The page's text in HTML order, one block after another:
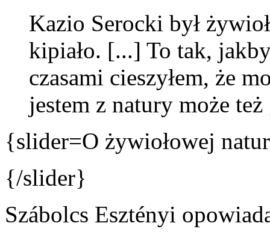
Kazio Serocki był
kipiało. [...] To tak,
czasami cieszyłem, że
jestem z natury może też
{slider=O żywiołowej
{/slider}
Szábolcs Esztényi